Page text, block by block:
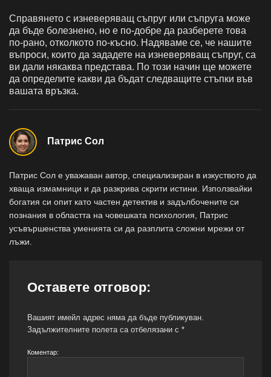
Справянето с изневеряващ съпруг или съпруга може
да бъде болезнено, но е по-добре да разберете това
по-рано, отколкото по-късно. Надяваме се, че нашите
въпроси, които да зададете на изневеряващ съпруг, са
ви дали някаква представа. По този начин ще можете
да определите какви да бъдат следващите стъпки във
вашата връзка.
Патрис Сол
Патрис Сол е уважаван автор, специализиран в изкуството да
хваща измамници и да разкрива скрити истини. Използвайки
богатия си опит като частен детектив и задълбочените си
познания в областта на човешката психология, Патрис
усъвършенства уменията си да разплита сложни мрежи от
лъжи.
Оставете отговор:
Вашият имейл адрес няма да бъде публикуван.
Задължителните полета са отбелязани с *
Коментар: